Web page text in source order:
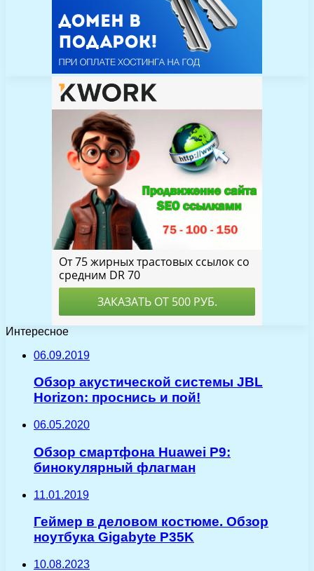
Интересное
06.09.2019
Обзор акустической системы JBL
Horizon: проснись и пой!
06.05.2020
Обзор смартфона Huawei P9:
бинокулярный флагман
11.01.2019
Геймер в деловом костюме. Обзор
ноутбука Gigabyte P35K
10.08.2023